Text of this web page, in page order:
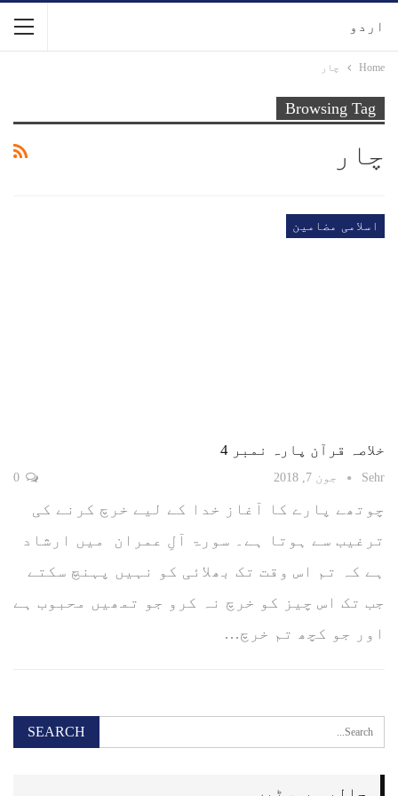
اردو
Home چار
Browsing Tag
چار
اسلامی مضامین
خلاصہ قرآن پارہ نمبر 4
Sehr جون 7, 2018
چوتھے پارے کا آغاز خدا کے لیے خرچ کرنے کی
ترغیب سے ہوتا ہے۔ سورۃ آلِ عمران میں ارشاد
ہے کہ تم اس وقت تک بھلائی کو نہیں پہنچ سکتے
جب تک اس چیز کو خرچ نہ کرو جو تمھیں محبوب ہے
اور جو کچھ تم خرچ…